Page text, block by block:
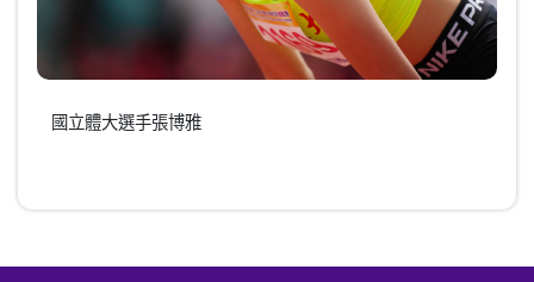
國立體大選手張博雅